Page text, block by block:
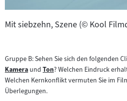
Mit siebzehn, Szene (© Kool
Gruppe B: Sehen Sie sich den folgenden
Zum
Inhalt:
Kamera und Zum
Inhalt:
Ton? Welchen Eindruck
Welchen Kernkonflikt vermuten Sie im
Überlegungen.